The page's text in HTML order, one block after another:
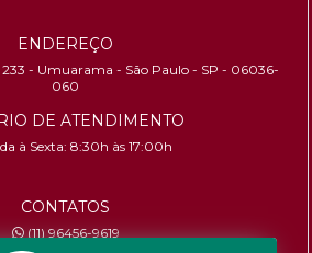
ENDEREÇO
- Umuarama - São Paulo - SP - 06036-
060
DE ATENDIMENTO
à Sexta: 8:30h às 17:00h
CONTATOS
(11) 96456-9619